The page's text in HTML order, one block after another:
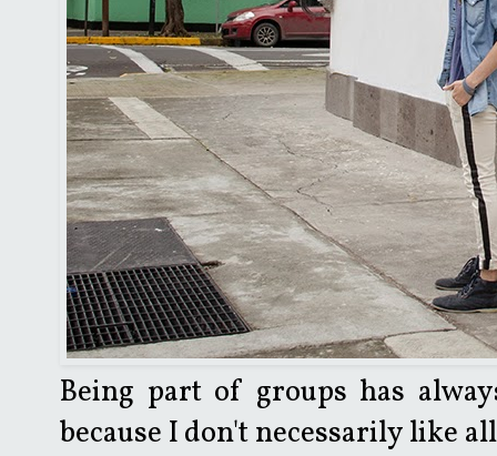
Being part of groups has
because I don't necessarily like